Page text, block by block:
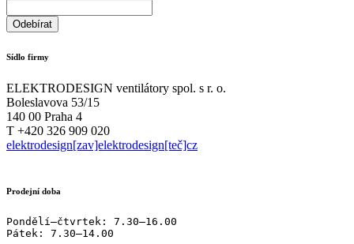
Sídlo firmy
ELEKTRODESIGN ventilátory spol. s r. o.
Boleslavova 53/15
140 00 Praha 4
T +420 326 909 020
elektrodesign[zav]elektrodesign[teč]cz
Prodejní doba
Pondělí–čtvrtek: 7.30–16.00
Pátek: 7.30–14.00